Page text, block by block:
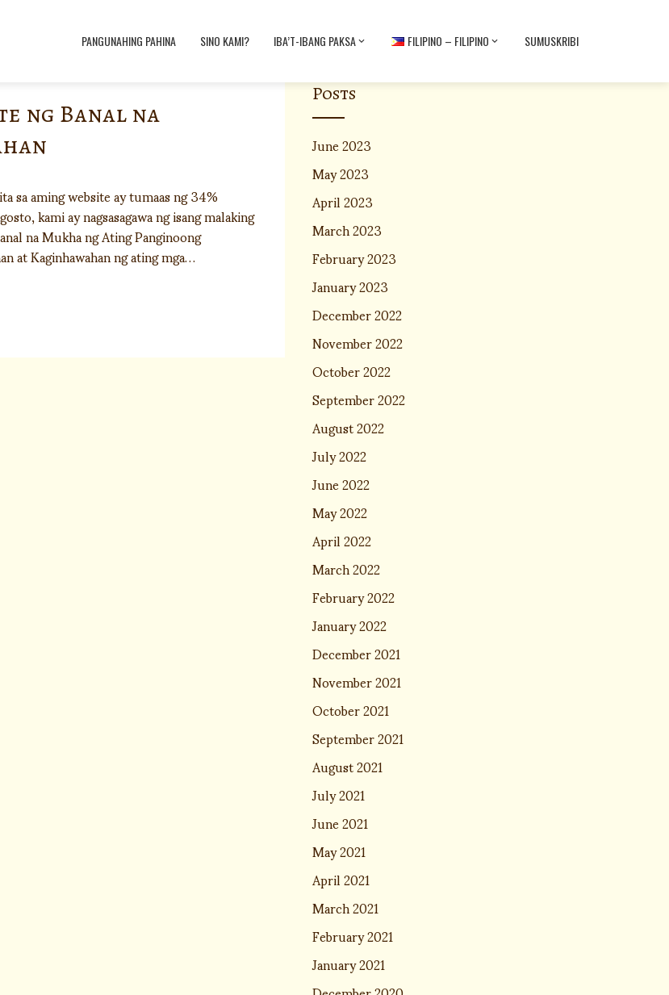
PANGUNAHING PAHINA SINO KAMI? IBA’T-IBANG PAKSA FILIPINO – FILIPINO SUMUSKRIBI
ng Banal na
sa aming website ay tumaas ng 34%
kami ay nagsasagawa ng isang malaking
na Mukha ng Ating Panginoong
at Kaginhawahan ng ating mga…
Posts
June 2023
May 2023
April 2023
March 2023
February 2023
January 2023
December 2022
November 2022
October 2022
September 2022
August 2022
July 2022
June 2022
May 2022
April 2022
March 2022
February 2022
January 2022
December 2021
November 2021
October 2021
September 2021
August 2021
July 2021
June 2021
May 2021
April 2021
March 2021
February 2021
January 2021